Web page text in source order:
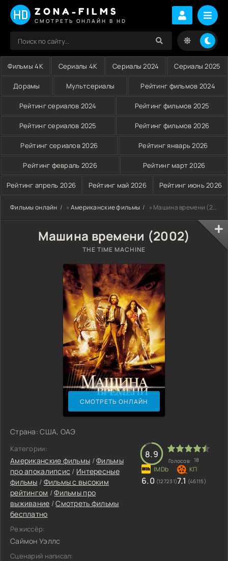
ZONA-FILMS
СМОТРЕТЬ ОНЛАЙН В HD
Фильмы 4K Сериалы 4K Сериалы 2024 Сериалы 2025
Дорамы Мультсериалы Рейтинг фильмов 2024
Рейтинг сериалов 2024 Рейтинг фильмов 2025
Рейтинг сериалов 2025 Рейтинг фильмов 2026
Рейтинг сериалов 2026 Рейтинг январь 2026
Рейтинг февраль 2026 Рейтинг март 2026
Рейтинг апрель 2026 Рейтинг май 2026 Рейтинг июнь 2026
Фильмы онлайн » Американские фильмы » Машина времени (2002)
Машина времени (2002)
THE TIME MACHINE
СМОТРЕТЬ ОНЛАЙН
Страна: США, ОАЭ
Категории:
Американские фильмы /Фильмы
про апокалипсис / Интересные
фильмы / Фильмы с высоким
рейтингом /Фильмы про
выживание /Смотреть фильмы
бесплатно
Режиссёр:
Саймон Уэллс
Сценарий написал:
8.9
Голосов: 18
6.0 (127231)7.1 (46115)